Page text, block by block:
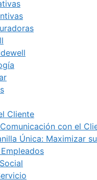
Cliente
con el
Única: Maximizar